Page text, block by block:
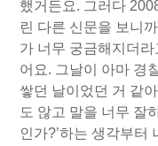
했거든요. 그러다
린 다른 신문을 보니
가 너무 궁금해지더
어요. 그날이 아마 경
쌓던 날이었던 거 같
도 않고 말을 너무 잘
인가?’하는 생각부터